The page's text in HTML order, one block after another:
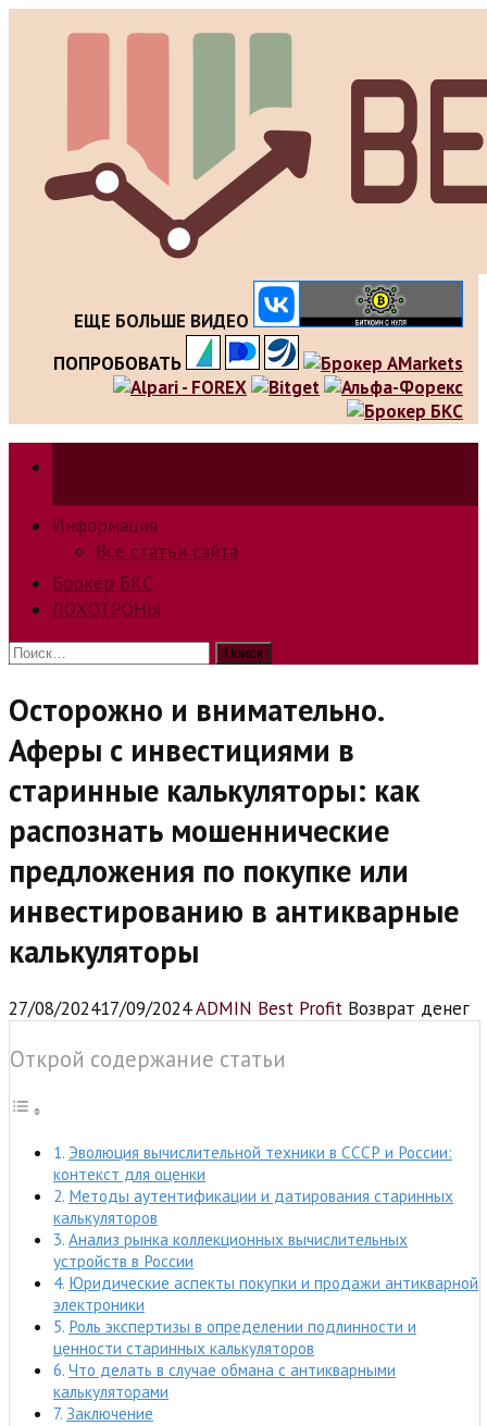
ЕЩЕ БОЛЬШЕ ВИДЕО
ПОПРОБОВАТЬ
Информация
Все статьи сайта
Брокер БКС
ЛОХОТРОНЫ
Найти:
Осторожно и внимательно.
Аферы с инвестициями в
старинные калькуляторы: как
распознать мошеннические
предложения по покупке или
инвестированию в антикварные
калькуляторы
27/08/202417/09/2024ADMIN Best Profit Возврат денег
Открой содержание статьи
Эволюция вычислительной техники в СССР и России:
контекст для оценки
Методы аутентификации и датирования старинных
калькуляторов
Анализ рынка коллекционных вычислительных
устройств в России
Юридические аспекты покупки и продажи антикварной
электроники
Роль экспертизы в определении подлинности и
ценности старинных калькуляторов
Что делать в случае обмана с антикварными
калькуляторами
Заключение